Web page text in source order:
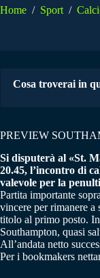
Home / Sport /
Cosa troverai in
PREVIEW
Si disputerà al «St.
20.45, l’incontro di
valevole per la
Partita importante
vincere per rimanere
titolo al primo posto.
Southampton, quasi
All’andata netto
Per i bookmakers